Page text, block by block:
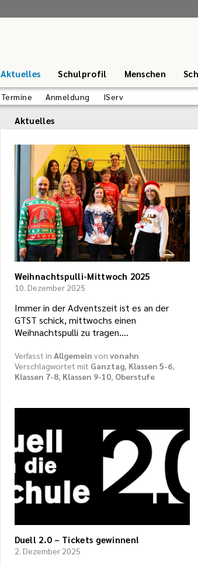
Aktuelles Schulprofil Menschen
Termine Anmeldung IServ
Aktuelles
Weihnachtspulli-Mittwoch 2025
10. Dezember 2025
Immer in der Adventszeit ist es an der
GTST schick, mittwochs einen
Weihnachtspulli zu tragen.…
Verfasst in Allgemein von vonahn
Verschlagwortet mit Ganztag, Klassen 5-6,
Klassen 7-8, Klassen 9-10, Oberstufe
Duell 2.0 – Tickets gewinnen!
2. Dezember 2025